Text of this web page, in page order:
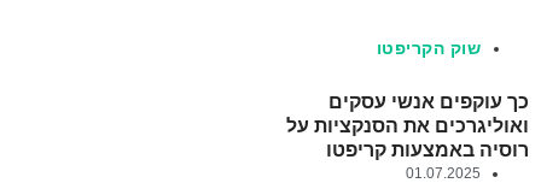
שוק הקריפטו
כך עוקפים אנשי עסקים
ואוליגרכים את הסנקציות על
רוסיה באמצעות קריפטו
01.07.2025